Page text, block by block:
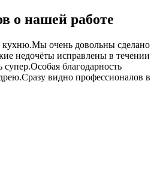
о нашей работе
кухню.Мы очень довольны сделано
недочёты исправлены в течении
благодарность
видно профессионалов в